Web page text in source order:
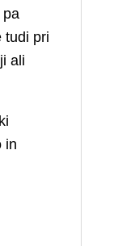
pa
tudi pri
ali
in